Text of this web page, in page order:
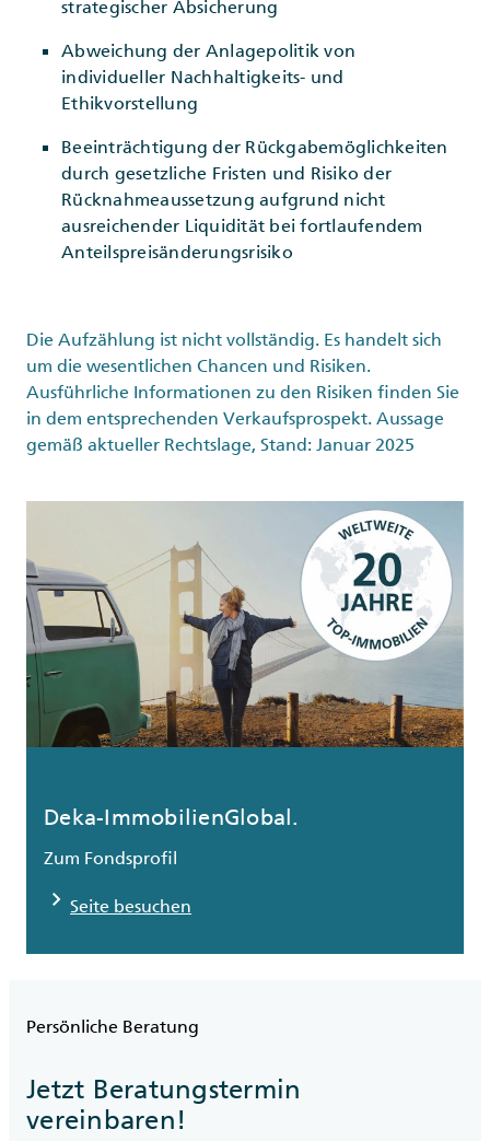
strategischer Absicherung
Abweichung der Anlagepolitik von
individueller Nachhaltigkeits- und
Ethikvorstellung
Beeinträchtigung der Rückgabemöglichkeiten
durch gesetzliche Fristen und Risiko der
Rücknahmeaussetzung aufgrund nicht
ausreichender Liquidität bei fortlaufendem
Anteilspreisänderungsrisiko
Die Aufzählung ist nicht vollständig. Es handelt sich
um die wesentlichen Chancen und Risiken.
Ausführliche Informationen zu den Risiken finden Sie
in dem entsprechenden Verkaufsprospekt. Aussage
gemäß aktueller Rechtslage, Stand: Januar 2025
Deka-ImmobilienGlobal.
Zum Fondsprofil
chevron_right Seite besuchen
Persönliche Beratung
Jetzt Beratungstermin
vereinbaren!